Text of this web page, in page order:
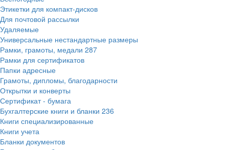
Этикетки для компакт-дисков
Для почтовой рассылки
Удаляемые
Универсальные нестандартные размеры
Рамки, грамоты, медали 287
Рамки для сертификатов
Папки адресные
Грамоты, дипломы, благодарности
Открытки и конверты
Сертификат - бумага
Бухгалтерские книги и бланки 236
Книги специализированные
Книги учета
Бланки документов